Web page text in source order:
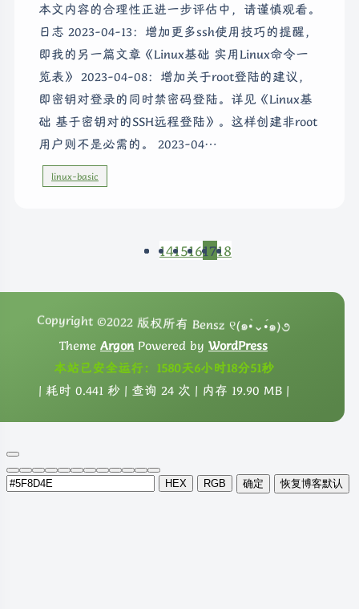
本文内容的合理性正进一步评估中，请谨慎观看。
日志 2023-04-13：增加更多ssh使用技巧的提醒，
即我的另一篇文章《Linux基础 实用Linux命令一
览表》 2023-04-08：增加关于root登陆的建议，
即密钥对登录的同时禁密码登陆。详见《Linux基
础 基于密钥对的SSH远程登陆》。这样创建非root
用户则不是必需的。 2023-04…
linux-basic
1415161718
Copyright ©2022 版权所有 Bensz ୧(๑•̀⌄•́๑)૭
Theme Argon Powered by WordPress
本站已安全运行：1580天6小时18分52秒
| 耗时 0.441 秒 | 查询 24 次 | 内存 19.90 MB |